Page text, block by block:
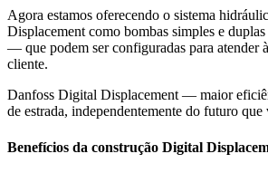
Agora estamos oferecendo o sistema
Displacement como bombas simples e
— que podem ser configuradas para atender
cliente.
Danfoss Digital Displacement — maior
de estrada, independentemente do futuro que
Benefícios da construção Digital